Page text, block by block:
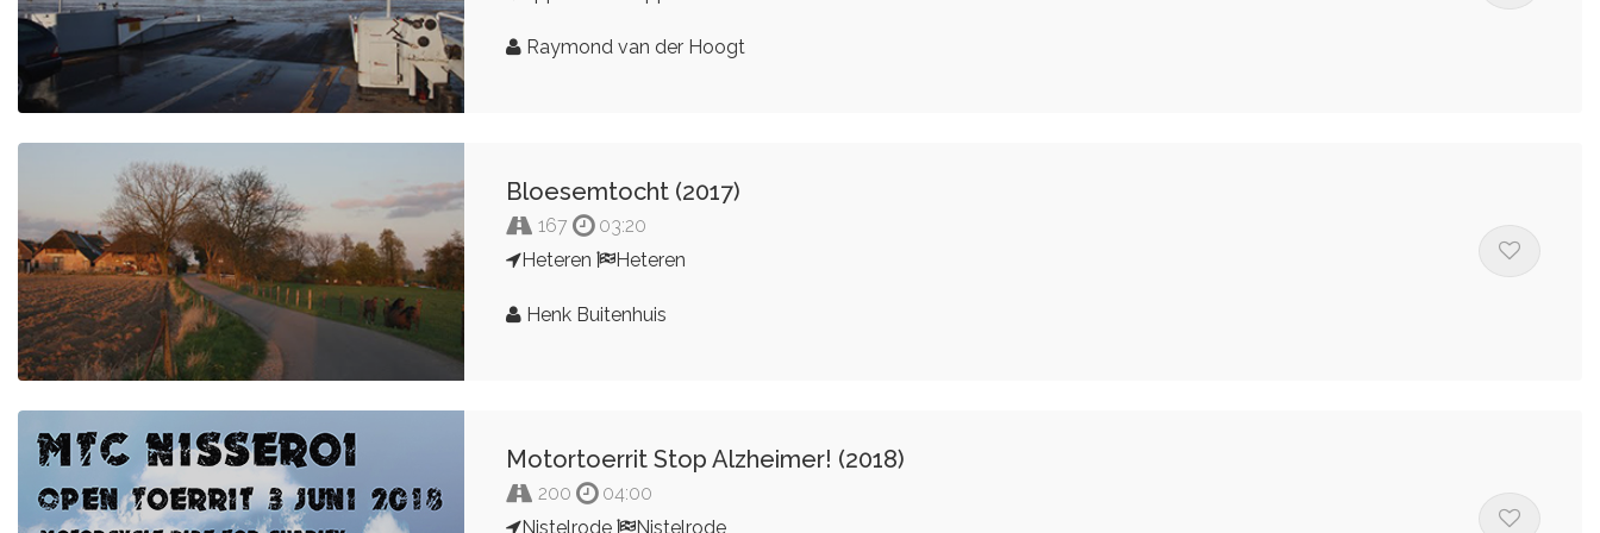
Raymond van der Hoogt
Bloesemtocht (2017)
167
03:20
Heteren
Heteren
Henk Buitenhuis
Motortoerrit Stop Alzheimer! (2018)
200
04:00
Nistelrode
Nistelrode